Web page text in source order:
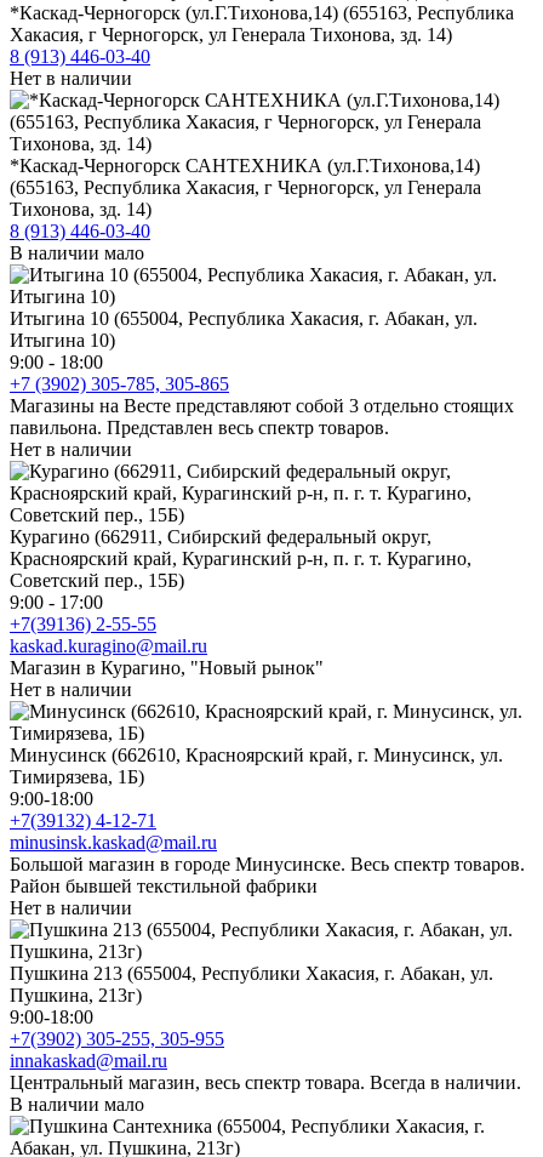
*Каскад-Черногорск (ул.Г.Тихонова,14) (655163, Республика
Хакасия, г Черногорск, ул Генерала Тихонова, зд. 14)
8 (913) 446-03-40
Нет в наличии
*Каскад-Черногорск САНТЕХНИКА (ул.Г.Тихонова,14)
(655163, Республика Хакасия, г Черногорск, ул Генерала
Тихонова, зд. 14)
8 (913) 446-03-40
В наличии мало
Итыгина 10 (655004, Республика Хакасия, г. Абакан, ул.
Итыгина 10)
9:00 - 18:00
+7 (3902) 305-785, 305-865
Магазины на Весте представляют собой 3 отдельно стоящих
павильона. Представлен весь спектр товаров.
Нет в наличии
Курагино (662911, Сибирский федеральный округ,
Красноярский край, Курагинский р-н, п. г. т. Курагино,
Советский пер., 15Б)
9:00 - 17:00
+7(39136) 2-55-55
kaskad.kuragino@mail.ru
Магазин в Курагино, "Новый рынок"
Нет в наличии
Минусинск (662610, Красноярский край, г. Минусинск, ул.
Тимирязева, 1Б)
9:00-18:00
+7(39132) 4-12-71
minusinsk.kaskad@mail.ru
Большой магазин в городе Минусинске. Весь спектр товаров.
Район бывшей текстильной фабрики
Нет в наличии
Пушкина 213 (655004, Республики Хакасия, г. Абакан, ул.
Пушкина, 213г)
9:00-18:00
+7(3902) 305-255, 305-955
innakaskad@mail.ru
Центральный магазин, весь спектр товара. Всегда в наличии.
В наличии мало